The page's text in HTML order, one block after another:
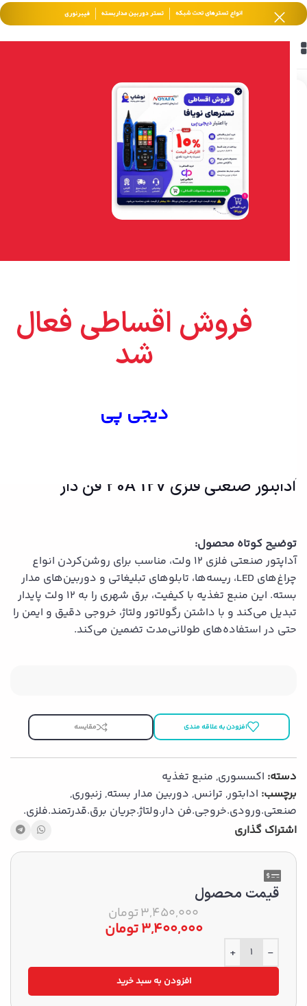
فروش اقساطی فعال
شد
دیجی پی
آدابتور صنعتی فلزی 30A 12V فن دار
توضیح کوتاه محصول:
آداپتور صنعتی فلزی ۱۲ ولت، مناسب برای روشن‌کردن انواع
چراغ‌های LED، ریسه‌ها، تابلوهای تبلیغاتی و دوربین‌های مدار
بسته. این منبع تغذیه با کیفیت، برق شهری را به ۱۲ ولت پایدار
تبدیل می‌کند و با داشتن رگولاتور ولتاژ، خروجی دقیق و ایمن را
حتی در استفاده‌های طولانی‌مدت تضمین می‌کند.
افزودن به علاقه مندی مقایسه
دسته: اکسسوری, منبع تغذیه
برچسب: ادابتور, ترانس, دوربین مدار بسته, زنبوری,
صنعتی.ورودی.خروجی.فن دار.ولتاژ.جریان برق.قدرتمند.فلزی.
اشتراک گذاری
قیمت محصول
3,450,000تومان
3,400,000تومان
-
+
افزودن به سبد خرید